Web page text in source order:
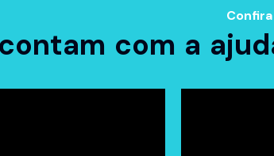
contam com a